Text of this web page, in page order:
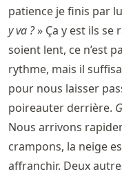
patience je finis par
y va ?» Ça y est ils se
soient lent, ce n’est
rythme, mais il
pour nous laisser
poireauter derrière.
Nous arrivons
crampons, la neige
affranchir. Deux